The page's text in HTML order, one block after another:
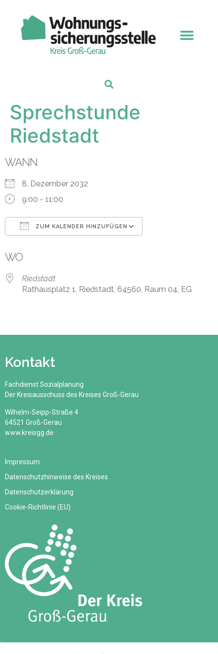
Sprechstunde
Riedstadt
WANN
8. Dezember 2032
9:00 - 11:00
ZUM KALENDER HINZUFÜGEN
WO
Riedstadt
Rathausplatz 1, Riedstadt, 64560, Raum 04, EG
Kontakt
Fachdienst Sozialplanung
Der Kreisausschuss des Kreises Groß-Gerau
Wilhelm-Seipp-Straße 4
64521 Groß-Gerau
www.kreisgg.de
Impressum
Datenschutzhinweise des Kreises
Datenschutzerklärung
Cookie-Richtlinie (EU)